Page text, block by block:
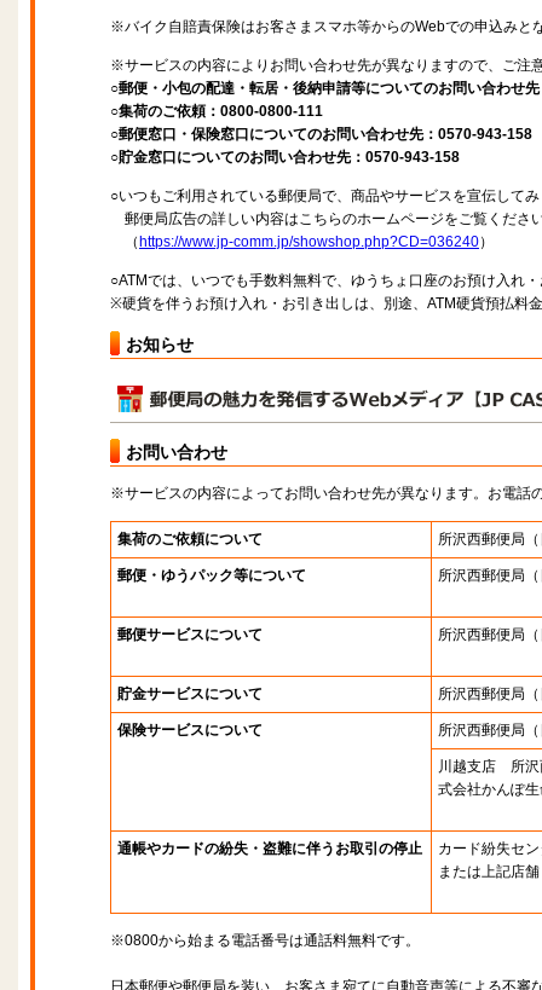
※バイク自賠責保険はお客さまスマホ等からのWebでの申込みと
※サービスの内容によりお問い合わせ先が異なりますので、ご注
○郵便・小包の配達・転居・後納申請等についてのお問い合わせ
○集荷のご依頼：0800-0800-111
○郵便窓口・保険窓口についてのお問い合わせ先：0570-943-158
○貯金窓口についてのお問い合わせ先：0570-943-158
○いつもご利用されている郵便局で、商品やサービスを宣伝して
郵便局広告の詳しい内容はこちらのホームページをご覧くださ
（ https://www.jp-comm.jp/showshop.php?CD=036240）
○ATMでは、いつでも手数料無料で、ゆうちょ口座のお預け入れ
※硬貨を伴うお預け入れ・お引き出しは、別途、ATM硬貨預払料
お知らせ
お問い合わせ
※サービスの内容によってお問い合わせ先が異なります。お電話
集荷のご依頼について 所沢西郵便局
郵便・ゆうパック等について 所沢西郵便局
郵便サービスについて 所沢西郵便局
貯金サービスについて 所沢西郵便局
保険サービスについて 所沢西郵便局
川越支店 所沢
式会社かんぽ
通帳やカードの紛失・盗難に伴うお取引の停止
カード紛失セ
または上記店舗
※0800から始まる電話番号は通話料無料です。